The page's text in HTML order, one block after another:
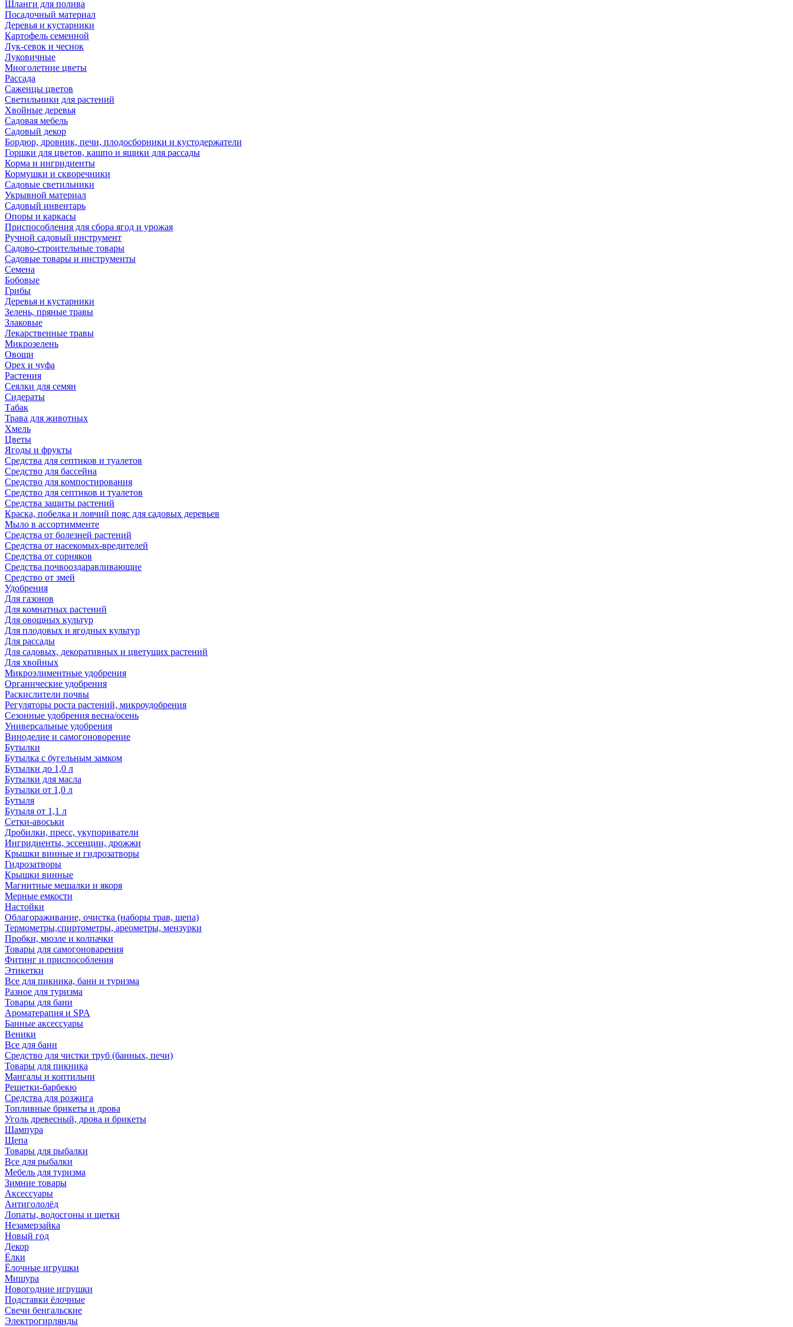
Шланги для полива
Посадочный материал
Деревья и кустарники
Картофель семенной
Лук-севок и чеснок
Луковичные
Многолетние цветы
Рассада
Саженцы цветов
Светильники для растений
Хвойные деревья
Садовая мебель
Садовый декор
Бордюр, дровник, печи, плодосборники и кустодержатели
Горшки для цветов, кашпо и ящики для рассады
Корма и ингридиенты
Кормушки и скворечники
Садовые светильники
Укрывной материал
Садовый инвентарь
Опоры и каркасы
Приспособления для сбора ягод и урожая
Ручной садовый инструмент
Садово-строительные товары
Садовые товары и инструменты
Семена
Бобовые
Грибы
Деревья и кустарники
Зелень, пряные травы
Злаковые
Лекарственные травы
Микрозелень
Овощи
Орех и чуфа
Растения
Сеялки для семян
Сидераты
Табак
Трава для животных
Хмель
Цветы
Ягоды и фрукты
Средства для септиков и туалетов
Средство для бассейна
Средство для компостирования
Средство для септиков и туалетов
Средства защиты растений
Краска, побелка и ловчий пояс для садовых деревьев
Мыло в ассортимменте
Средства от болезней растений
Средства от насекомых-вредителей
Средства от сорняков
Средства почвооздаравливающие
Средство от змей
Удобрения
Для газонов
Для комнатных растений
Для овощных культур
Для плодовых и ягодных культур
Для рассады
Для садовых, декоративных и цветущих растений
Для хвойных
Микроэлиментные удобрения
Органические удобрения
Раскислители почвы
Регуляторы роста растений, микроудобрения
Сезонные удобрения весна/осень
Универсальные удобрения
Виноделие и самогоноворение
Бутылки
Бутылка с бугельным замком
Бутылки до 1,0 л
Бутылки для масла
Бутылки от 1,0 л
Бутыля
Бутыля от 1,1 л
Сетки-авоськи
Дробилки, пресс, укупориватели
Ингридиенты, эссенции, дрожжи
Крышки винные и гидрозатворы
Гидрозатворы
Крышки винные
Магнитные мешалки и якоря
Мерные емкости
Настойки
Облагораживание, очистка (наборы трав, щепа)
Термометры,спиртометры, ареометры, мензурки
Пробки, мюзле и колпачки
Товары для самогоноварения
Фитинг и приспособления
Этикетки
Все для пикника, бани и туризма
Разное для туризма
Товары для бани
Ароматерапия и SPA
Банные аксессуары
Веники
Все для бани
Средство для чистки труб (банных, печи)
Товары для пикника
Мангалы и коптильни
Решетки-барбекю
Средства для розжига
Топливные брикеты и дрова
Уголь древесный, дрова и брикеты
Шампура
Щепа
Товары для рыбалки
Все для рыбалки
Мебель для туризма
Зимние товары
Аксессуары
Антигололёд
Лопаты, водосгоны и щетки
Незамерзайка
Новый год
Декор
Ёлки
Ёлочные игрушки
Мишура
Новогодние игрушки
Подставки ёлочные
Свечи бенгальские
Электрогирлянды